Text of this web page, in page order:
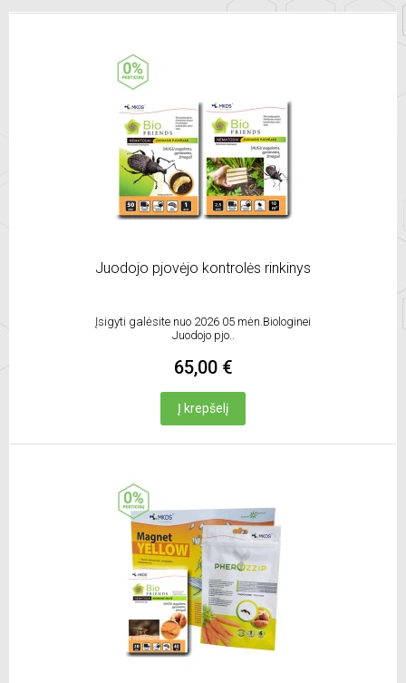
Juodojo pjovėjo kontrolės rinkinys
Įsigyti galėsite nuo 2026 05 mėn.Biologinei
Juodojo pjo..
65,00 €
Į krepšelį